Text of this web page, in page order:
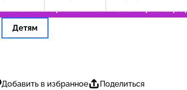
Только оригинальные товары
Детям
Добавить в избранное Поделиться